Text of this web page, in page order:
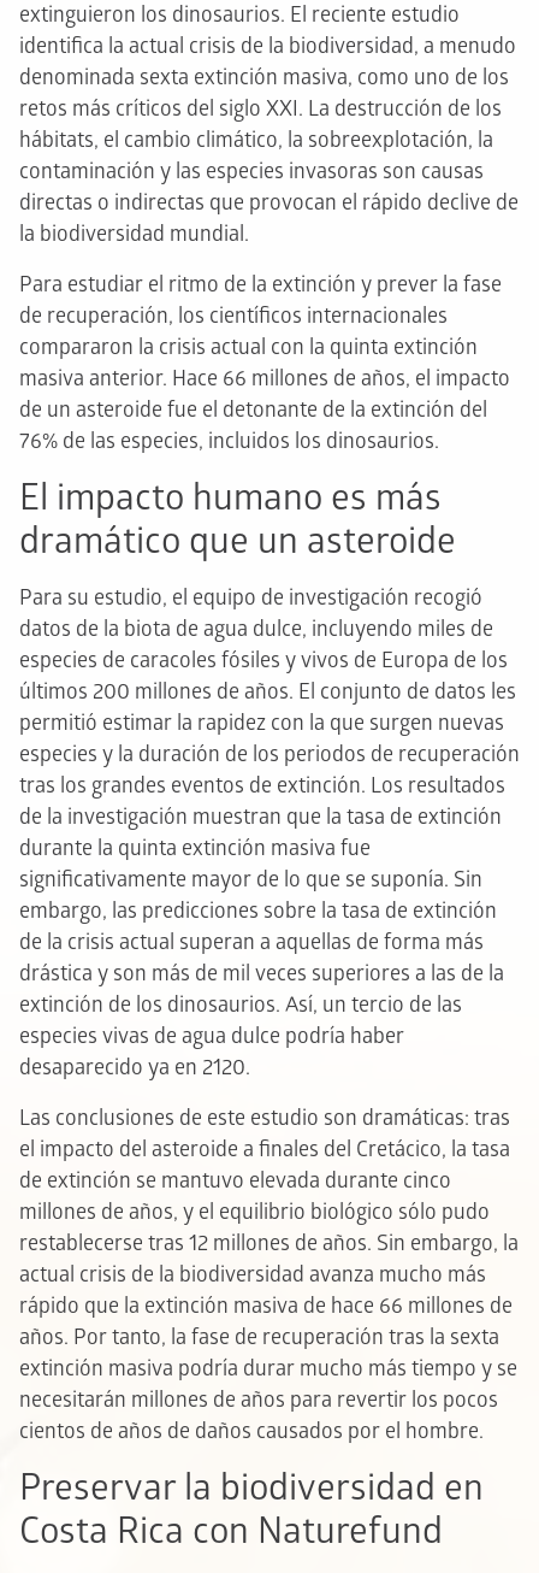
extinguieron los dinosaurios. El reciente estudio
identifica la actual crisis de la biodiversidad, a menudo
denominada sexta extinción masiva, como uno de los
retos más críticos del siglo XXI. La destrucción de los
hábitats, el cambio climático, la sobreexplotación, la
contaminación y las especies invasoras son causas
directas o indirectas que provocan el rápido declive de
la biodiversidad mundial.
Para estudiar el ritmo de la extinción y prever la fase
de recuperación, los científicos internacionales
compararon la crisis actual con la quinta extinción
masiva anterior. Hace 66 millones de años, el impacto
de un asteroide fue el detonante de la extinción del
76% de las especies, incluidos los dinosaurios.
El impacto humano es más
dramático que un asteroide
Para su estudio, el equipo de investigación recogió
datos de la biota de agua dulce, incluyendo miles de
especies de caracoles fósiles y vivos de Europa de los
últimos 200 millones de años. El conjunto de datos les
permitió estimar la rapidez con la que surgen nuevas
especies y la duración de los periodos de recuperación
tras los grandes eventos de extinción. Los resultados
de la investigación muestran que la tasa de extinción
durante la quinta extinción masiva fue
significativamente mayor de lo que se suponía. Sin
embargo, las predicciones sobre la tasa de extinción
de la crisis actual superan a aquellas de forma más
drástica y son más de mil veces superiores a las de la
extinción de los dinosaurios. Así, un tercio de las
especies vivas de agua dulce podría haber
desaparecido ya en 2120.
Las conclusiones de este estudio son dramáticas: tras
el impacto del asteroide a finales del Cretácico, la tasa
de extinción se mantuvo elevada durante cinco
millones de años, y el equilibrio biológico sólo pudo
restablecerse tras 12 millones de años. Sin embargo, la
actual crisis de la biodiversidad avanza mucho más
rápido que la extinción masiva de hace 66 millones de
años. Por tanto, la fase de recuperación tras la sexta
extinción masiva podría durar mucho más tiempo y se
necesitarán millones de años para revertir los pocos
cientos de años de daños causados por el hombre.
Preservar la biodiversidad en
Costa Rica con Naturefund